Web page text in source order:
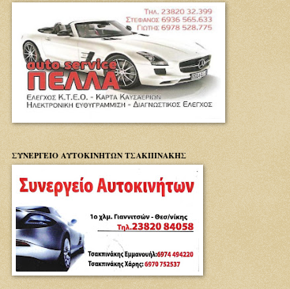
ΣΥΝΕΡΓΕΙΟ ΑΥΤΟΚΙΝΗΤΩΝ ΤΣΑΚΠΙΝΑΚΗΣ